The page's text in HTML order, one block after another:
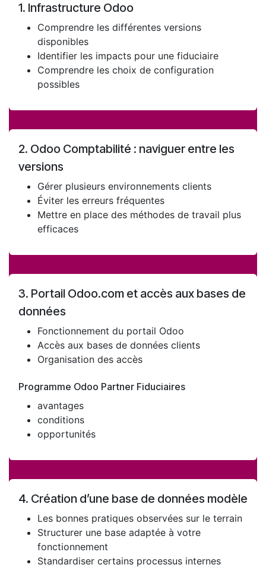
1. Infrastructure Odoo
Comprendre les différentes versions
disponibles
Identifier les impacts pour une fiduciaire
Comprendre les choix de configuration
possibles
2. Odoo Comptabilité : naviguer entre les
versions
Gérer plusieurs environnements clients
Éviter les erreurs fréquentes
Mettre en place des méthodes de travail plus
efficaces
3. Portail Odoo.com et accès aux bases de
données
Fonctionnement du portail Odoo
Accès aux bases de données clients
Organisation des accès
Programme Odoo Partner Fiduciaires
avantages
conditions
opportunités
4. Création d’une base de données modèle
Les bonnes pratiques observées sur le terrain
Structurer une base adaptée à votre
fonctionnement
Standardiser certains processus internes